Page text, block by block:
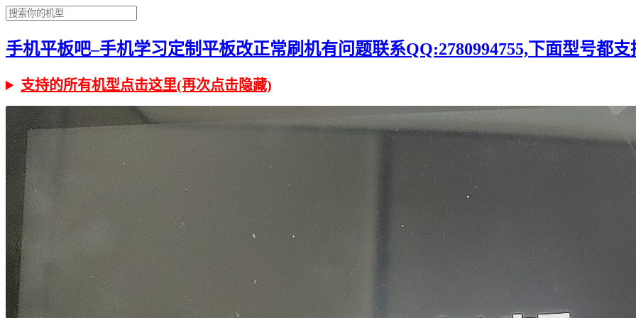
手机平板吧–手机学习定制平板改正常刷机有问题联系QQ:2780994755,下面型号都支
支持的所有机型点击这里(再次点击隐藏)